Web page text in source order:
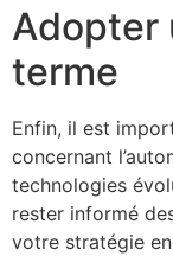
Adopter
terme
Enfin, il est
concernant
technologies
rester informé
votre stratégie